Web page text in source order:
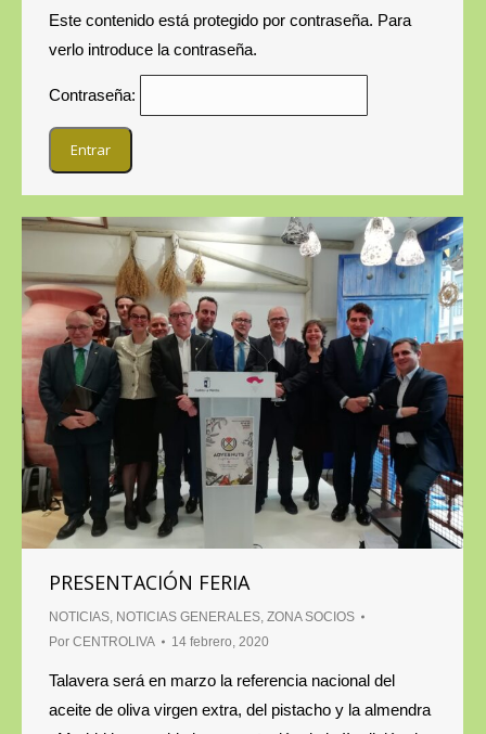
Este contenido está protegido por contraseña. Para
verlo introduce la contraseña.
Contraseña:
PRESENTACIÓN FERIA
NOTICIAS NOTICIAS GENERALES ZONA SOCIOS
Por CENTROLIVA 14 febrero, 2020
Talavera será en marzo la referencia nacional del
aceite de oliva virgen extra, del pistacho y la almendra